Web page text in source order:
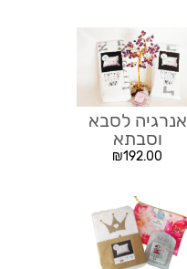
אנרגיה לסבא
וסבתא
₪192.00